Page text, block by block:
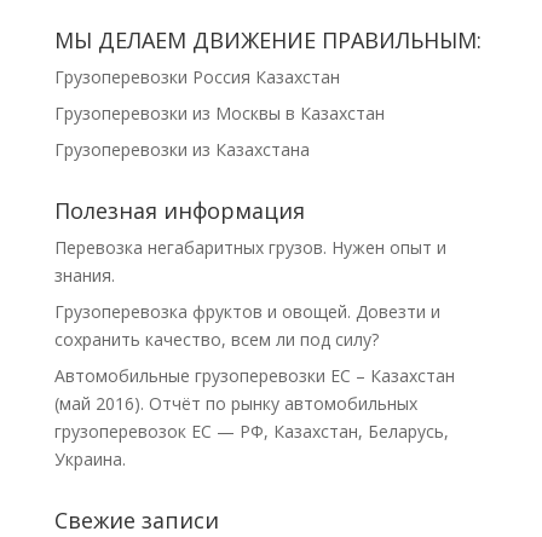
МЫ ДЕЛАЕМ ДВИЖЕНИЕ ПРАВИЛЬНЫМ:
Грузоперевозки Россия Казахстан
Грузоперевозки из Москвы в Казахстан
Грузоперевозки из Казахстана
Полезная информация
Перевозка негабаритных грузов. Нужен опыт и
знания.
Грузоперевозка фруктов и овощей. Довезти и
сохранить качество, всем ли под силу?
Автомобильные грузоперевозки ЕС – Казахстан
(май 2016). Отчёт по рынку автомобильных
грузоперевозок ЕС — РФ, Казахстан, Беларусь,
Украина.
Свежие записи